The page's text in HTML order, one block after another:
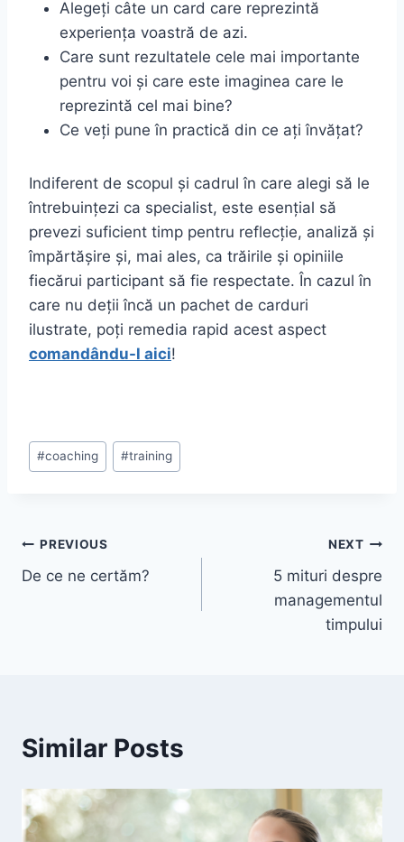
Alegeți câte un card care reprezintă
experiența voastră de azi.
Care sunt rezultatele cele mai importante
pentru voi și care este imaginea care le
reprezintă cel mai bine?
Ce veți pune în practică din ce ați învățat?
Indiferent de scopul și cadrul în care alegi să le
întrebuințezi ca specialist, este esențial să
prevezi suficient timp pentru reflecție, analiză și
împărtășire și, mai ales, ca trăirile și opiniile
fiecărui participant să fie respectate. În cazul în
care nu deții încă un pachet de carduri
ilustrate, poți remedia rapid acest aspect
comandându-l aici!
Post
Tags:
#coaching #training
Post
navigation
PREVIOUS
De ce ne certăm?
NEXT
5 mituri despre
managementul
timpului
Similar Posts